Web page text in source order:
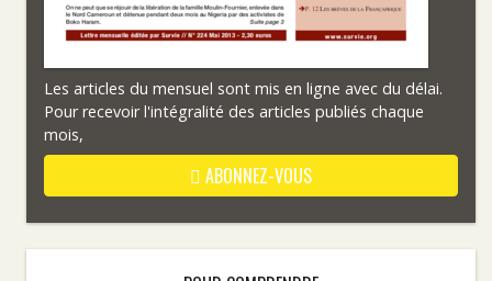
Les articles du mensuel sont mis en ligne avec du délai.
Pour recevoir l'intégralité des articles publiés chaque
mois,
ABONNEZ-VOUS